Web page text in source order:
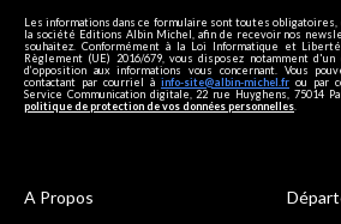
Les informations dans ce formulaire sont toutes
la société Editions Albin Michel, afin de recevoir nos
souhaitez. Conformément à la Loi Informatique et
Règlement (UE) 2016/679, vous disposez notamment
d’opposition aux informations vous concernant. Vous
contactant par courriel à info-site@albin-michel.fr ou par
Service Communication digitale, 22 rue Huyghens, 75014
politique de protection de vos données personnelles.
A Propos